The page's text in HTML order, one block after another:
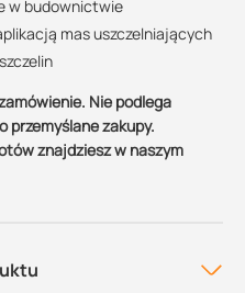
w budownictwie
mas uszczelniających
Nie podlega
przemyślane zakupy.
znajdziesz w naszym